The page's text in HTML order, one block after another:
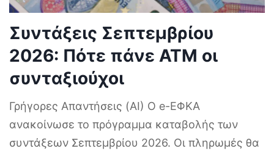
Συντάξεις Σεπτεμβρίου
2026: Πότε πάνε ΑΤΜ οι
συνταξιούχοι
Γρήγορες Απαντήσεις (AI) Ο e-ΕΦΚΑ
ανακοίνωσε το πρόγραμμα καταβολής των
συντάξεων Σεπτεμβρίου 2026. Οι πληρωμές θα